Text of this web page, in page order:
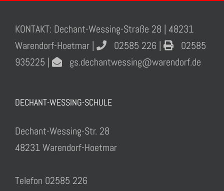
KONTAKT: Dechant-Wessing-Straße 28 | 48231
Warendorf-Hoetmar |
02585 226 |
02585
935225 |
gs.dechantwessing@warendorf.de
DECHANT-WESSING-SCHULE
Dechant-Wessing-Str. 28
48231 Warendorf-Hoetmar
Telefon 02585 226